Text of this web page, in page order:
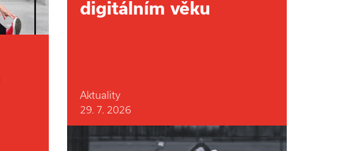
digitálním věku
Aktuality
29. 7. 2026